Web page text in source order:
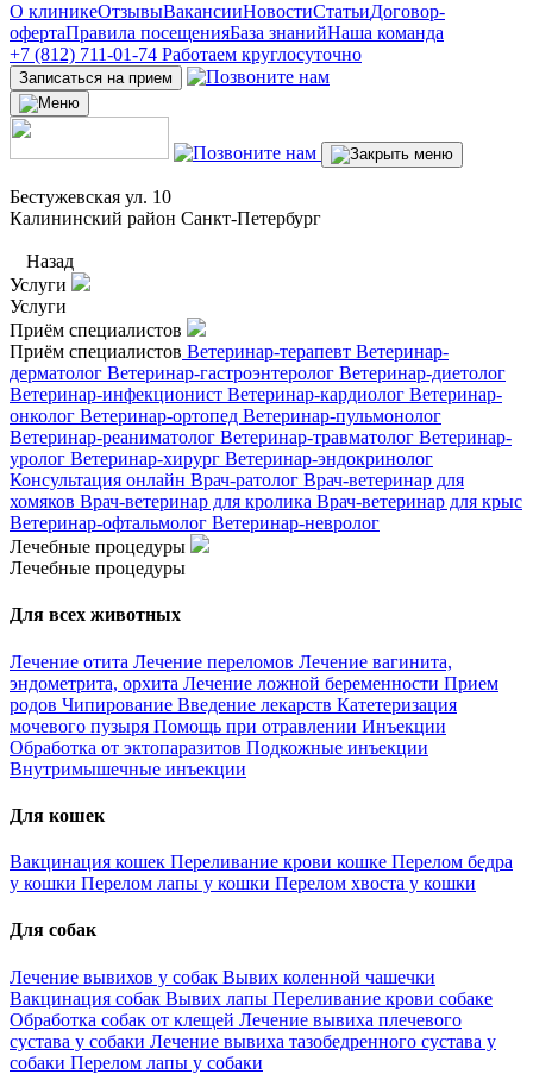
О клиникеОтзывыВакансииНовостиСтатьиДоговор-
офертаПравила посещенияБаза знанийНаша команда
+7 (812) 711-01-74 Работаем круглосуточно
Записаться на прием
Бестужевская ул. 10
Калининский район Санкт-Петербург
Назад
Услуги
Услуги
Приём специалистов
Приём специалистов Ветеринар-терапевт Ветеринар-
дерматолог Ветеринар-гастроэнтеролог Ветеринар-диетолог
Ветеринар-инфекционист Ветеринар-кардиолог Ветеринар-
онколог Ветеринар-ортопед Ветеринар-пульмонолог
Ветеринар-реаниматолог Ветеринар-травматолог Ветеринар-
уролог Ветеринар-хирург Ветеринар-эндокринолог
Консультация онлайн Врач-ратолог Врач-ветеринар для
хомяков Врач-ветеринар для кролика Врач-ветеринар для крыс
Ветеринар-офтальмолог Ветеринар-невролог
Лечебные процедуры
Лечебные процедуры
Для всех животных
Лечение отита Лечение переломов Лечение вагинита,
эндометрита, орхита Лечение ложной беременности Прием
родов Чипирование Введение лекарств Катетеризация
мочевого пузыря Помощь при отравлении Инъекции
Обработка от эктопаразитов Подкожные инъекции
Внутримышечные инъекции
Для кошек
Вакцинация кошек Переливание крови кошке Перелом бедра
у кошки Перелом лапы у кошки Перелом хвоста у кошки
Для собак
Лечение вывихов у собак Вывих коленной чашечки
Вакцинация собак Вывих лапы Переливание крови собаке
Обработка собак от клещей Лечение вывиха плечевого
сустава у собаки Лечение вывиха тазобедренного сустава у
собаки Перелом лапы у собаки